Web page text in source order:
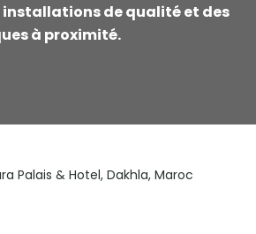
installations de qualité et des
à proximité.